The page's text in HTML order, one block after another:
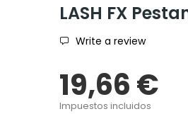
LASH FX
Write a review
19,66 €
Impuestos incluidos